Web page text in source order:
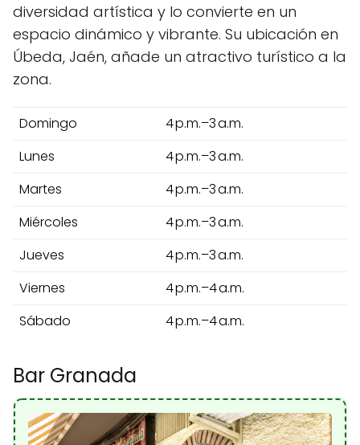
diversidad artística y lo convierte en un
espacio dinámico y vibrante. Su ubicación en
Úbeda, Jaén, añade un atractivo turístico a la
zona.
Domingo
4 p.m.–3 a.m.
Lunes
4 p.m.–3 a.m.
Martes
4 p.m.–3 a.m.
Miércoles
4 p.m.–3 a.m.
Jueves
4 p.m.–3 a.m.
Viernes
4 p.m.–4 a.m.
Sábado
4 p.m.–4 a.m.
Bar Granada